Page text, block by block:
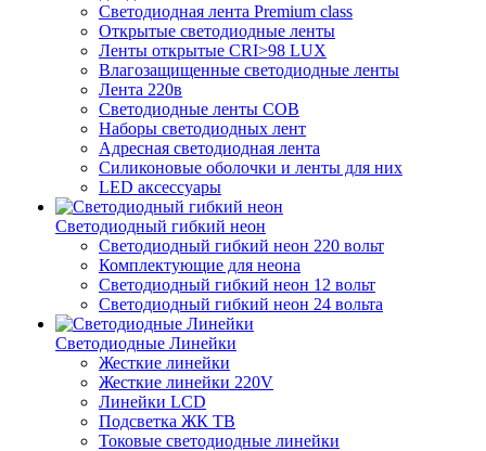
Светодиодная лента Premium class
Открытые светодиодные ленты
Ленты открытые CRI>98 LUX
Влагозащищенные светодиодные ленты
Лента 220в
Светодиодные ленты COB
Наборы светодиодных лент
Адресная светодиодная лента
Силиконовые оболочки и ленты для них
LED аксессуары
Светодиодный гибкий неон
Светодиодный гибкий неон 220 вольт
Комплектующие для неона
Светодиодный гибкий неон 12 вольт
Светодиодный гибкий неон 24 вольта
Светодиодные Линейки
Жесткие линейки
Жесткие линейки 220V
Линейки LCD
Подсветка ЖК ТВ
Токовые светодиодные линейки